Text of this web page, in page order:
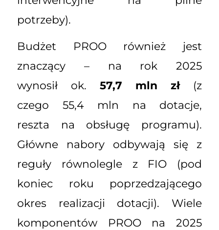
potrzeby).
Budżet PROO również jest
znaczący – na rok 2025
wynosił ok. 57,7 mln zł(z
czego 55,4 mln na dotacje,
reszta na obsługę programu).
Główne nabory odbywają się z
reguły równolegle z FIO (pod
koniec roku poprzedzającego
okres realizacji dotacji). Wiele
komponentów PROO na 2025